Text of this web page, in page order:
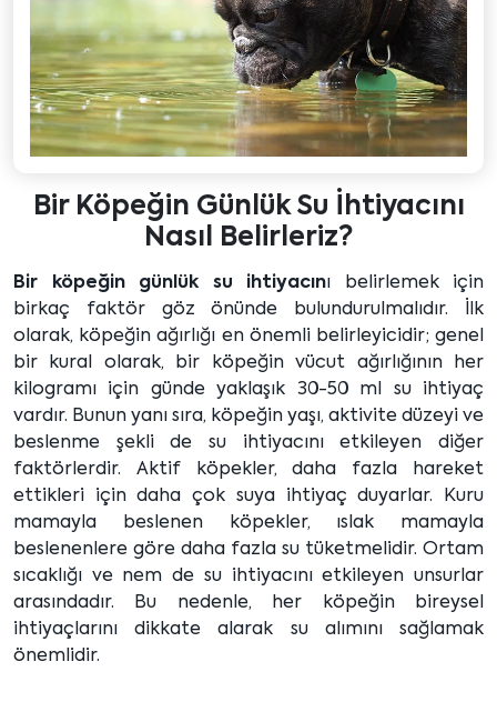
Bir Köpeğin Günlük Su İhtiyacını
Nasıl Belirleriz?
Bir köpeğin günlük su ihtiyacını belirlemek için
birkaç faktör göz önünde bulundurulmalıdır. İlk
olarak, köpeğin ağırlığı en önemli belirleyicidir; genel
bir kural olarak, bir köpeğin vücut ağırlığının her
kilogramı için günde yaklaşık 30-50 ml su ihtiyaç
vardır. Bunun yanı sıra, köpeğin yaşı, aktivite düzeyi ve
beslenme şekli de su ihtiyacını etkileyen diğer
faktörlerdir. Aktif köpekler, daha fazla hareket
ettikleri için daha çok suya ihtiyaç duyarlar. Kuru
mamayla beslenen köpekler, ıslak mamayla
beslenenlere göre daha fazla su tüketmelidir. Ortam
sıcaklığı ve nem de su ihtiyacını etkileyen unsurlar
arasındadır. Bu nedenle, her köpeğin bireysel
ihtiyaçlarını dikkate alarak su alımını sağlamak
önemlidir.